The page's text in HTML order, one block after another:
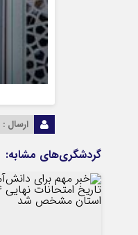
ارسال :
گردشگری‌های مشابه: